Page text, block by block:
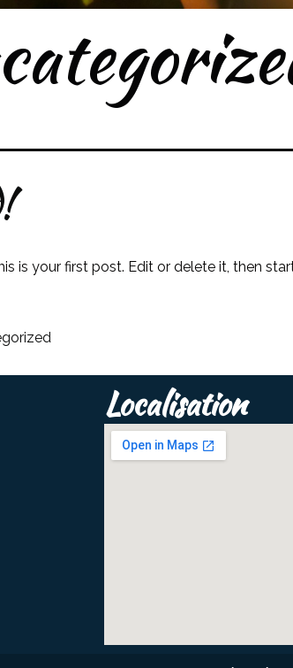
is your first post. Edit or delete it, then
Localisation